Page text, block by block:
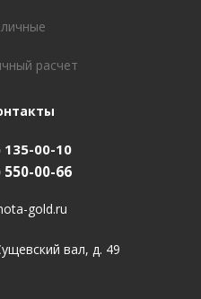
расчет
135-00-10
550-00-66
gold.ru
вал, д. 49